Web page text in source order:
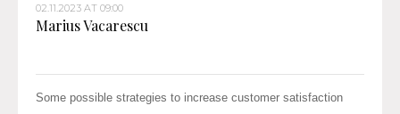
02.11.2023 AT 09:00
Marius Vacarescu
Some possible strategies to increase customer satisfaction